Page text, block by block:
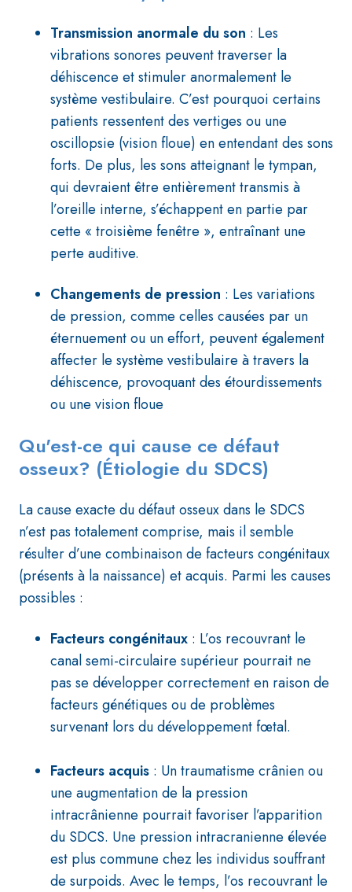
Transmission anormale du son : Les
vibrations sonores peuvent traverser la
déhiscence et stimuler anormalement le
système vestibulaire. C’est pourquoi certains
patients ressentent des vertiges ou une
oscillopsie (vision floue) en entendant des sons
forts. De plus, les sons atteignant le tympan,
qui devraient être entièrement transmis à
l’oreille interne, s’échappent en partie par
cette « troisième fenêtre », entraînant une
perte auditive.
Changements de pression : Les variations
de pression, comme celles causées par un
éternuement ou un effort, peuvent également
affecter le système vestibulaire à travers la
déhiscence, provoquant des étourdissements
ou une vision floue
Qu'est-ce qui cause ce défaut
osseux? (Étiologie du SDCS)
La cause exacte du défaut osseux dans le SDCS
n’est pas totalement comprise, mais il semble
résulter d’une combinaison de facteurs congénitaux
(présents à la naissance) et acquis. Parmi les causes
possibles :
Facteurs congénitaux : L’os recouvrant le
canal semi-circulaire supérieur pourrait ne
pas se développer correctement en raison de
facteurs génétiques ou de problèmes
survenant lors du développement fœtal.
Facteurs acquis : Un traumatisme crânien ou
une augmentation de la pression
intracrânienne pourrait favoriser l’apparition
du SDCS. Une pression intracranienne élevée
est plus commune chez les individus souffrant
de surpoids. Avec le temps, l’os recouvrant le